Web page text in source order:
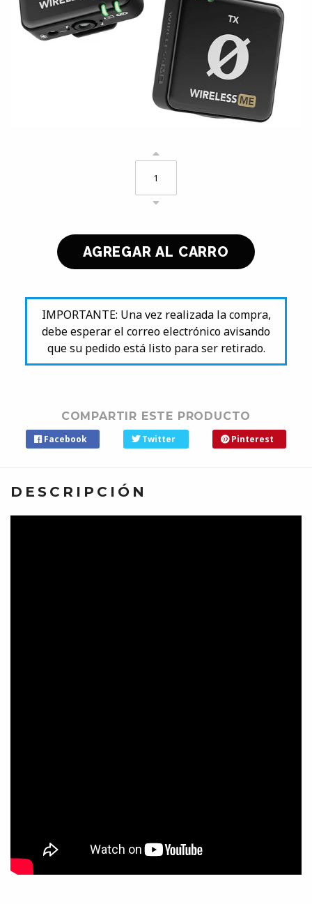
IMPORTANTE: Una vez realizada la compra,
debe esperar el correo electrónico avisando
que su pedido está listo para ser retirado.
COMPARTIR ESTE PRODUCTO
Facebook Twitter Pinterest
DESCRIPCIÓN